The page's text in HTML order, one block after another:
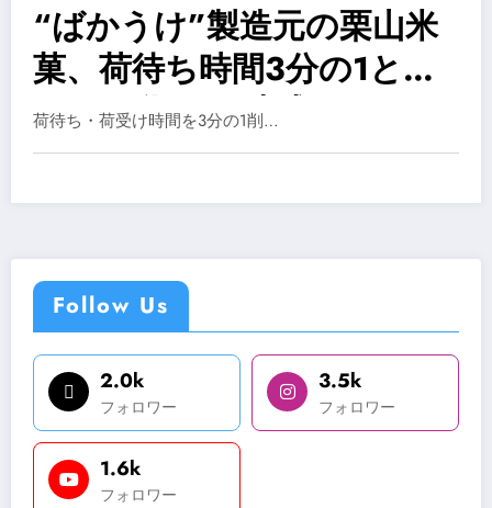
“ばかうけ”製造元の栗山米
菓、荷待ち時間3分の1とパ
レット化60%達成
荷待ち・荷受け時間を3分の1削…
Follow Us
2.0k
フォロワー
3.5k
フォロワー
1.6k
フォロワー